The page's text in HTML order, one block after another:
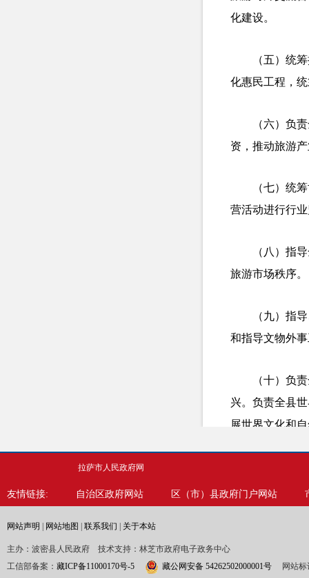
化建设。
（五）统
化惠民工程，
（六）负
资，推动旅游
（七）统
营活动进行行
（八）指
旅游市场秩序。
（九）指
和指导文物外
（十）负
兴。负责全县
展世界文化和
拉萨市人民政府网
友情链接: 自治区政府网站 区（市）县政府门户网站
网站声明 网站地图 联系我们 关于本站
主办：波密县人民政府 技术支持：林芝市政府电子政务中心
工信部备案： 藏ICP备11000170号-5 藏公网安备 54262502000001号 网站标